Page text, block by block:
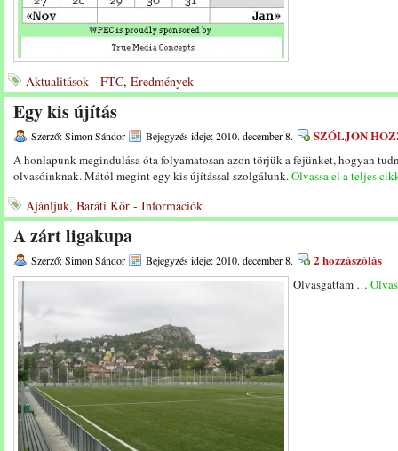
Aktualitások - FTC, Eredmények
Egy kis újítás
Szerző: Simon Sándor Bejegyzés ideje: 2010. december 8. SZÓLJON
A honlapunk megindulása óta folyamatosan azon törjük a fejünket, hogyan
olvasóinknak. Mától megint egy kis újítással szolgálunk.Olvassa el a teljes
Ajánljuk, Baráti Kör - Információk
A zárt ligakupa
Szerző: Simon Sándor Bejegyzés ideje: 2010. december 8. 2 hozzászólás
Olvasgattam …